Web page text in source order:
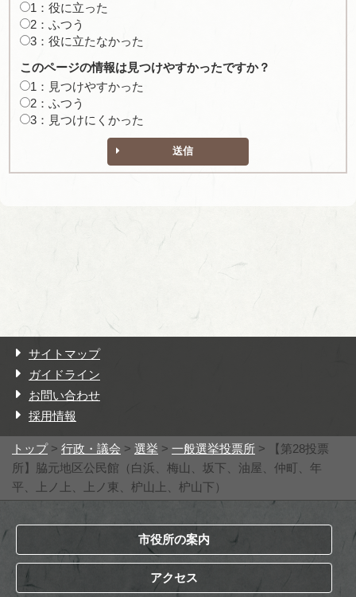
1：役に立った
2：ふつう
3：役に立たなかった
このページの情報は見つけやすかったですか？
1：見つけやすかった
2：ふつう
3：見つけにくかった
送信
サイトマップ
ガイドライン
お問い合わせ
採用情報
トップ> 行政・議会 > 選挙 > 一般選挙投票所 > 【第28投票
所】脇元地区公民館（白浜、梅山、坂下、油屋、仲町、年
平、上ノ上、上ノ東、枦山上、枦山下）
市役所の案内
アクセス